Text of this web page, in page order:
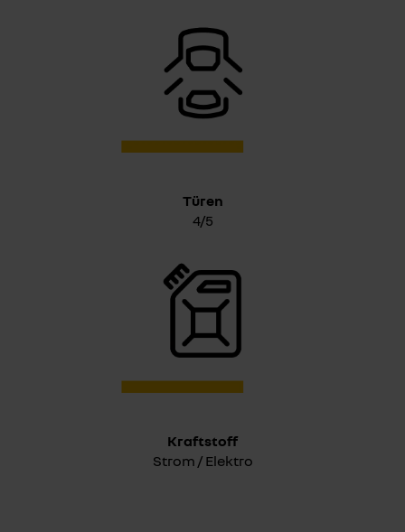
Türen
4/5
Kraftstoff
Strom / Elektro